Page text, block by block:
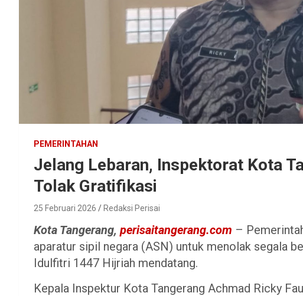
PEMERINTAHAN
Jelang Lebaran, Inspektorat Kota
Tolak Gratifikasi
25 Februari 2026 Redaksi Perisai
Kota Tangerang, perisaitangerang.com –
aparatur sipil negara (ASN) untuk menolak segala
Idulfitri 1447 Hijriah mendatang.
Kepala Inspektur Kota Tangerang Achmad Ricky